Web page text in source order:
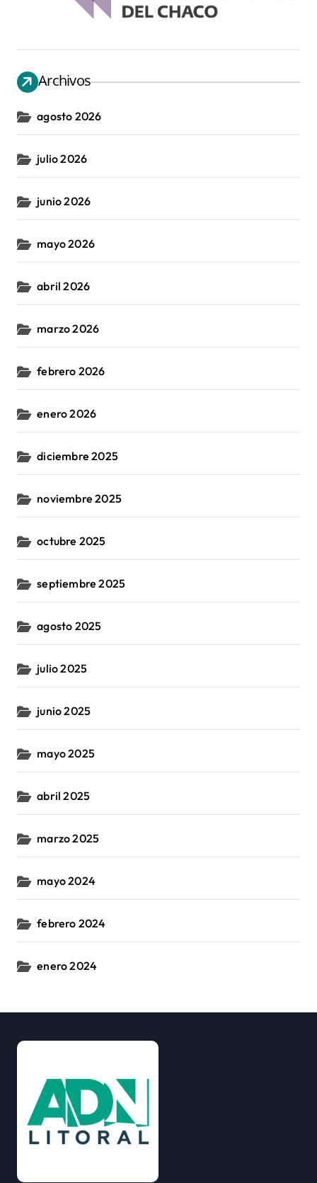
Archivos
agosto 2026
julio 2026
junio 2026
mayo 2026
abril 2026
marzo 2026
febrero 2026
enero 2026
diciembre 2025
noviembre 2025
octubre 2025
septiembre 2025
agosto 2025
julio 2025
junio 2025
mayo 2025
abril 2025
marzo 2025
mayo 2024
febrero 2024
enero 2024